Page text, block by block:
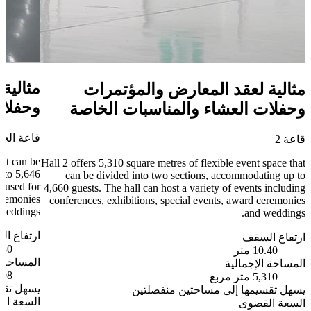
لعقد المعارض والمؤتمرات
العشاء والمناسبات الخاصة
Hall 2 offers 5,310 square metres of flexible event
can be divided into two sections,
4,660 guests. The hall can host a variety of events
conferences, exhibitions, special events, award
and
إلى مساحتين منفصلتين
مثالية
وحفلات
قاعة الخبيصي 1
space that can be
up to 5,646
can be used for
ceremonies
and weddings.
ارتفاع السقف
المساحة الإجمالية
يسهل تقسيمها
السعة القصوى